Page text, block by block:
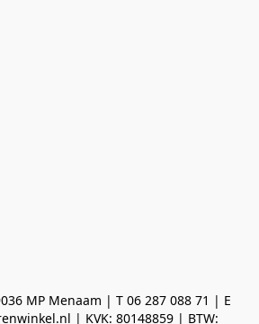
MP Menaam | T 06 287 088 71 | E
| KVK: 80148859 | BTW: